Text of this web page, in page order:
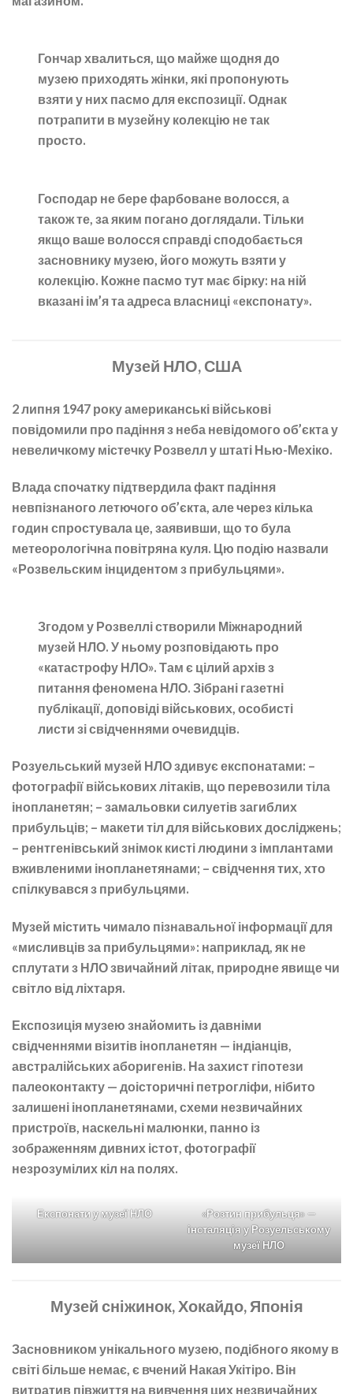
Гончар хвалиться, що майже щодня до
музею приходять жінки, які пропонують
взяти у них пасмо для експозиції. Однак
потрапити в музейну колекцію не так
просто.
Господар не бере фарбоване волосся, а
також те, за яким погано доглядали. Тільки
якщо ваше волосся справді сподобається
засновнику музею, його можуть взяти у
колекцію. Кожне пасмо тут має бірку: на ній
вказані ім’я та адреса власниці «експонату».
Музей НЛО, США
2 липня 1947 року американські військові
повідомили про падіння з неба невідомого об’єкта у
невеличкому містечку Розвелл у штаті Нью-Мехіко.
Влада спочатку підтвердила факт падіння
невпізнаного летючого об’єкта, але через кілька
годин спростувала це, заявивши, що то була
метеорологічна повітряна куля. Цю подію назвали
«Розвельским інцидентом з прибульцями».
Згодом у Розвеллі створили Міжнародний
музей НЛО. У ньому розповідають про
«катастрофу НЛО». Там є цілий архів з
питання феномена НЛО. Зібрані газетні
публікації, доповіді військових, особисті
листи зі свідченнями очевидців.
Розуельський музей НЛО здивує експонатами: –
фотографії військових літаків, що перевозили тіла
інопланетян; – замальовки силуетів загиблих
прибульців; – макети тіл для військових досліджень;
– рентгенівський знімок кисті людини з імплантами
вживленими інопланетянами; – свідчення тих, хто
спілкувався з прибульцями.
Музей містить чимало пізнавальної інформації для
«мисливців за прибульцями»: наприклад, як не
сплутати з НЛО звичайний літак, природне явище чи
світло від ліхтаря.
Експозиція музею знайомить із давніми
свідченнями візитів інопланетян — індіанців,
австралійських аборигенів. На захист гіпотези
палеоконтакту — доісторичні петрогліфи, нібито
залишені інопланетянами, схеми незвичайних
пристроїв, наскельні малюнки, панно із
зображенням дивних істот, фотографії
незрозумілих кіл на полях.
Експонати у музеї НЛО
«Розтин прибульця» —
інсталяція у Розуельському
музеї НЛО
Музей сніжинок, Хокайдо, Японія
Засновником унікального музею, подібного якому в
світі більше немає, є вчений Накая Укітіро. Він
витратив півжиття на вивчення цих незвичайних